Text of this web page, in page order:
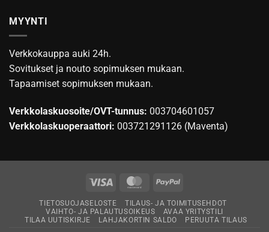
MYYNTI
Verkkokauppa auki 24h.
Sovitukset ja nouto sopimuksen mukaan.
Tapaamiset sopimuksen mukaan.
Verkkolaskuosoite/OVT-tunnus: 003704601057
Verkkolaskuoperaattori: 003721291126 (Maventa)
Visa MasterCardPayPal
TIETOSUOJASELOSTE
TILAUS- JA TOIMITUSEHDOT
VAIHTO- JA PALAUTUSOIKEUS
AVAA YRITYSTILI
TILAA UUTISKIRJE
LAHJAKORTIN SALDO PERUUTA TILAUS